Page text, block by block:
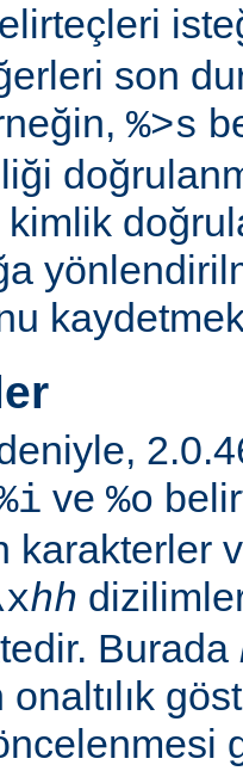
son
%>s
ve %o
karakterler
hh
Burada
onaltılık